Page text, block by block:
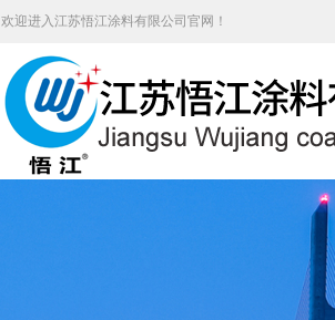
欢迎进入江苏悟江涂料有限公司官网！